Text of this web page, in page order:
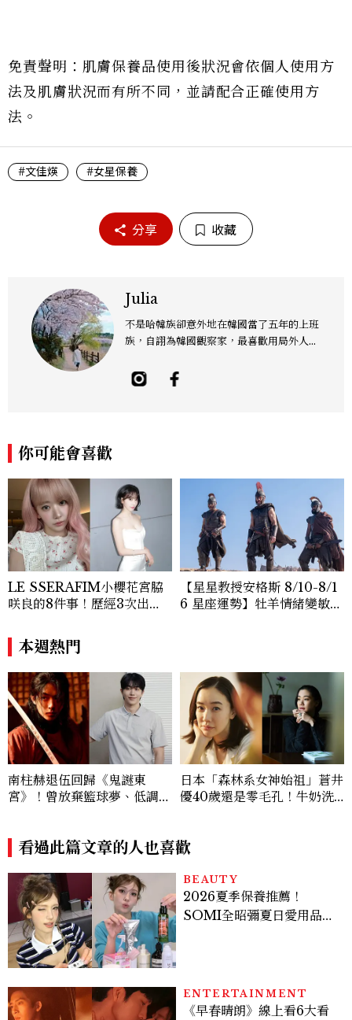
免責聲明：肌膚保養品使用後狀況會依個人使用方
法及肌膚狀況而有所不同，並請配合正確使用方
法。
#文佳煐 #女星保養
分享 收藏
Julia
不是哈韓族卻意外地在韓國當了五年的上班
族，自詡為韓國觀察家，最喜歡用局外人的
你可能會喜歡
LE SSERAFIM小櫻花宮脇
咲良的8件事！歷經3次出
王、靠「這招」養成17吋螞蟻
腰
【星星教授安格斯 8/10-8/1
6 星座運勢】牡羊情緒變敏
本週熱門
南柱赫退伍回歸《鬼謎東
宮》！曾放棄籃球夢、低調捐
日本「森林系女神始祖」蒼井
優40歲還是零毛孔！牛奶洗
看過此篇文章的人也喜歡
BEAUTY
2026夏季保養推薦！
SOMI全昭彌夏日愛用品公
ENTERTAINMENT
《早春晴朗》線上看6大看